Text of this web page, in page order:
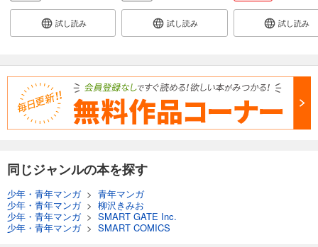
試し読み 試し読み 試し読み
同じジャンルの本を探す
少年・青年マンガ> 青年マンガ
少年・青年マンガ> 柳沢きみお
少年・青年マンガ> SMART GATE Inc.
少年・青年マンガ> SMART COMICS